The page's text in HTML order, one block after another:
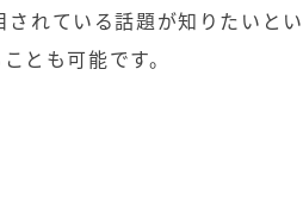
れている話題が知りたいとい
とも可能です。